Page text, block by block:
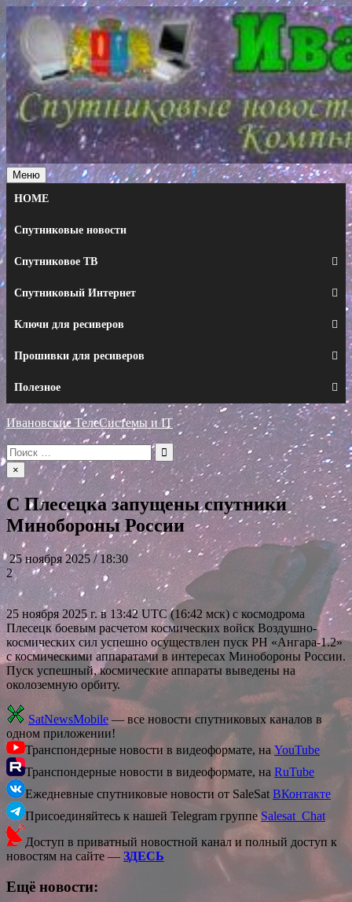
Перейти
к
содержимому
Меню
HOME
Спутниковые новости
Спутниковое ТВ
Спутниковый Интернет
Ключи для ресиверов
Прошивки для ресиверов
Полезное
Ивановские ТелеСистемы и IT
Искать:
×
С Плесецка запущены спутники
Минобороны России
25 ноября 2025 / 18:30
2
25 ноября 2025 г. в 13:42 UTC (16:42 мск) с космодрома
Плесецк боевым расчетом космических войск Воздушно-
космических сил успешно осуществлен пуск РН «Ангара-1.2»
с космическими аппаратами в интересах Минобороны России.
Пуск успешный, космические аппараты выведены на
околоземную орбиту.
SatNewsMobile — все новости спутниковых каналов в
одном приложении!
Транспондерные новости в видеоформате, на YouTube
Транспондерные новости в видеоформате, на RuTube
Ежедневные спутниковые новости от SaleSat ВКонтакте
Присоединяйтесь к нашей Telegram группеSalesat_Chat
Доступ в приватный новостной канал и полный доступ к
новостям на сайте — ЗДЕСЬ
Ещё новости: